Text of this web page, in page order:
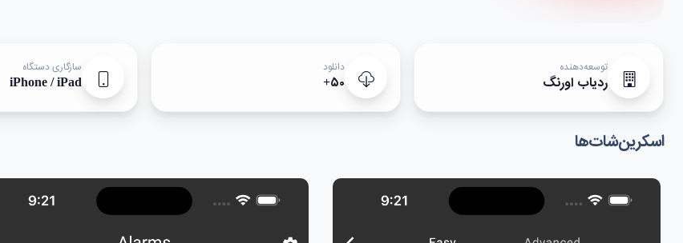
توسعه‌دهنده
ردیاب اورنگ
دانلود
۵۰+
سازگاری دستگاه
iPhone / iPad
اسکرین‌شات‌ها